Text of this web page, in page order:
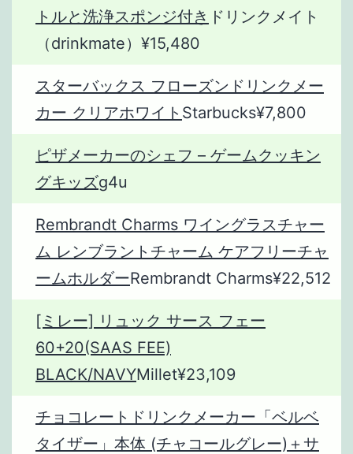
トルと洗浄スポンジ付き ドリンクメイト
（drinkmate）¥15,480
スターバックス フローズンドリンクメー
カー クリアホワイト Starbucks¥7,800
ピザメーカーのシェフ – ゲームクッキン
グキッズg4u
Rembrandt Charms ワイングラスチャー
ム レンブラントチャーム ケアフリーチャ
ームホルダーRembrandt Charms¥22,512
[ミレー] リュック サース フェー
60+20(SAAS FEE)
BLACK/NAVYMillet¥23,109
チョコレートドリンクメーカー「ベルベ
タイザー」本体 (チャコールグレー)＋サ